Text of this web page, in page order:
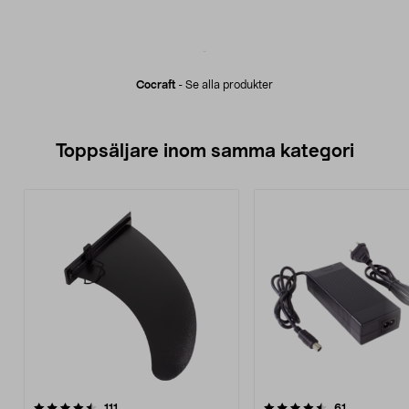
Cocraft - Se alla produkter
Toppsäljare inom samma kategori